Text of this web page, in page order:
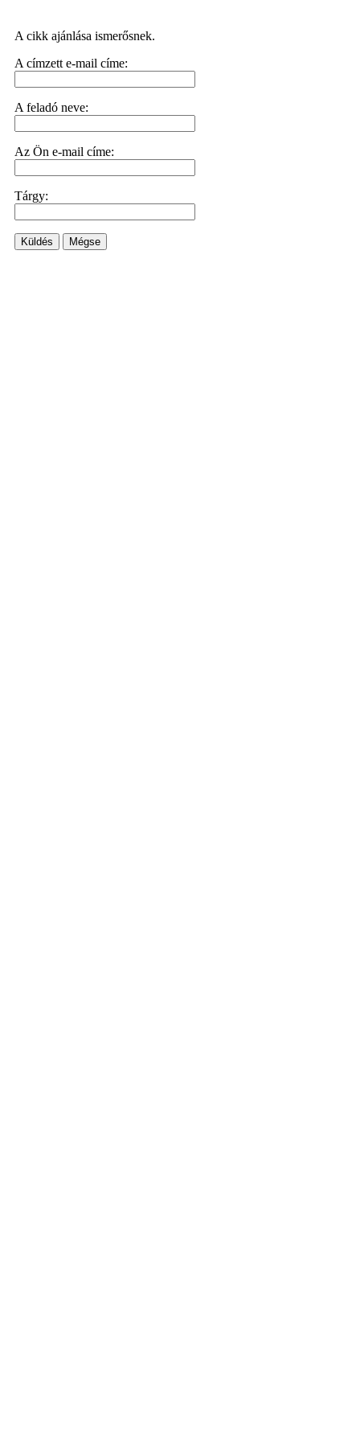
A cikk ajánlása ismerősnek.
A címzett e-mail címe:
A feladó neve:
Az Ön e-mail címe:
Tárgy:
Küldés Mégse